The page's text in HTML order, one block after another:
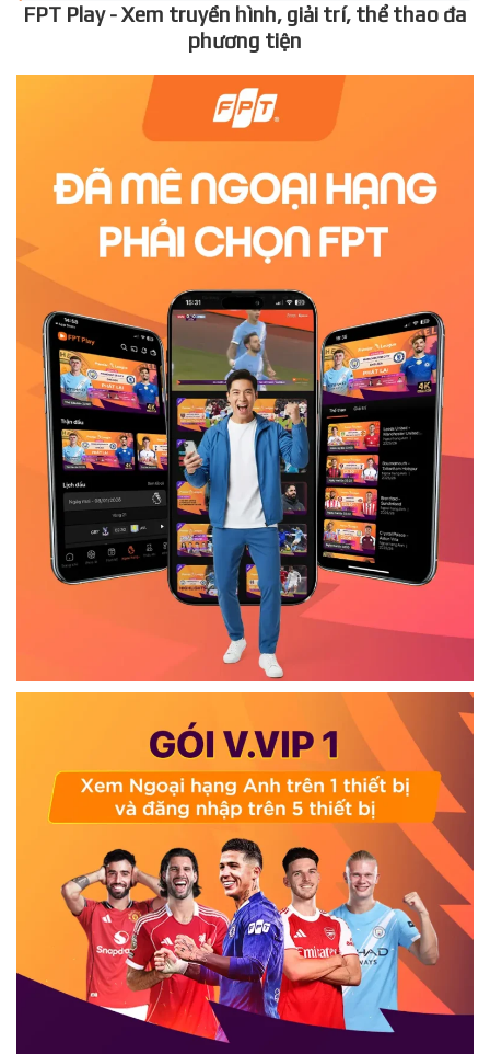
FPT Play - Xem truyền hình, giải trí, thể thao đa
phương tiện